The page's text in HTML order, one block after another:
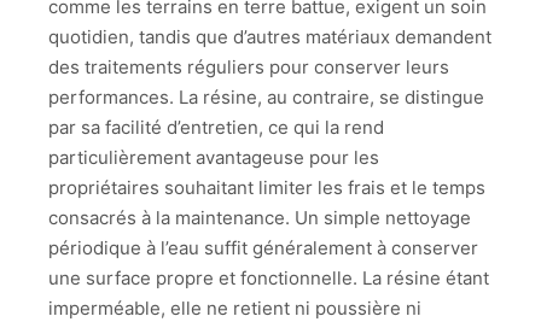
comme les terrains en terre battue, exigent un soin
quotidien, tandis que d’autres matériaux demandent
des traitements réguliers pour conserver leurs
performances. La résine, au contraire, se distingue
par sa facilité d’entretien, ce qui la rend
particulièrement avantageuse pour les
propriétaires souhaitant limiter les frais et le temps
consacrés à la maintenance. Un simple nettoyage
périodique à l’eau suffit généralement à conserver
une surface propre et fonctionnelle. La résine étant
imperméable, elle ne retient ni poussière ni